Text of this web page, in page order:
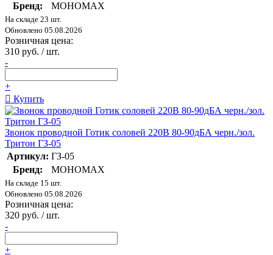
Бренд:
МОНОМАХ
На складе 23 шт.
Обновлено 05.08.2026
Розничная цена:
310 руб. / шт.
-
+
Купить
Звонок проводной Готик соловей 220В 80-90дБА черн./зол.
Тритон ГЗ-05
Артикул: ГЗ-05
Бренд:
МОНОМАХ
На складе 15 шт.
Обновлено 05.08.2026
Розничная цена:
320 руб. / шт.
-
+